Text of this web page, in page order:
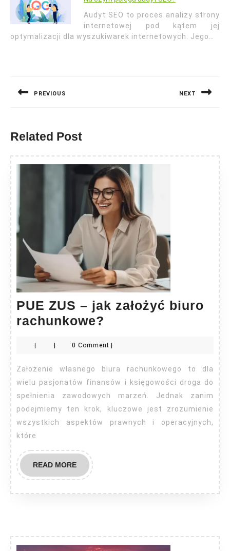
Audyt SEO to proces analizy strony
internetowej pod kątem jej
optymalizacji dla wyszukiwarek internetowych. Jego…
PREVIOUS NEXT
Related Post
PUE ZUS – jak założyć biuro
rachunkowe?
–
jak
założyć
biuro
rachunkowe?
0 Comment
Założenie własnego biura rachunkowego to dla
wielu pasjonatów finansów i księgowości droga do
spełnienia zawodowych marzeń. Jednak zanim
podejmiemy ten krok, kluczowe jest zrozumienie
wszystkich aspektów prawnych i operacyjnych,
które
READ MOREREAD
MORE